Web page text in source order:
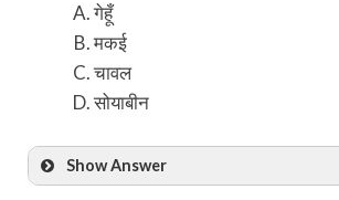
गेहूँ
मकई
चावल
सोयाबीन
Show Answer